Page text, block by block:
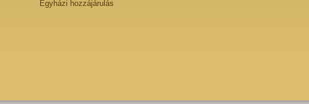
Egyházi hozzájárulás